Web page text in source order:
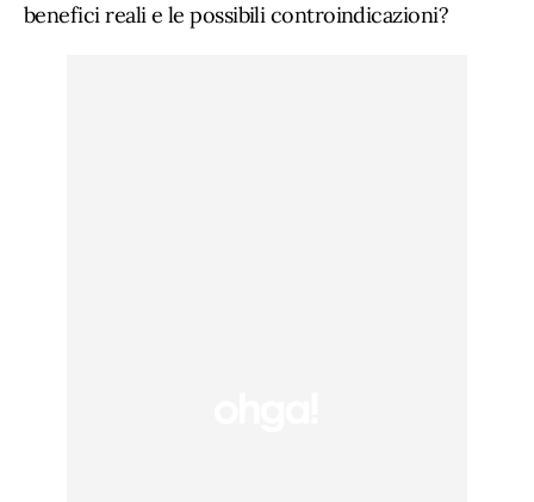
benefici reali e le possibili controindicazioni?